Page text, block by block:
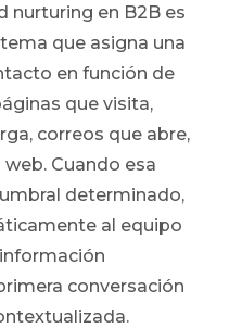
nurturing en B2B es
que asigna una
en función de
que visita,
correos que abre,
Cuando esa
determinado,
al equipo
conversación